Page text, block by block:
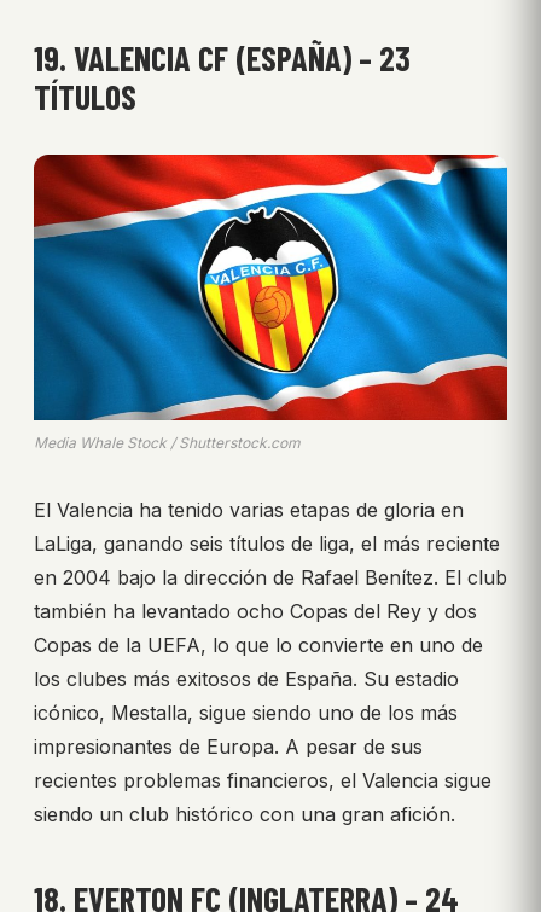
19. VALENCIA CF (ESPAÑA) – 23
TÍTULOS
Media Whale Stock / Shutterstock.com
El Valencia ha tenido varias etapas de gloria en
LaLiga, ganando seis títulos de liga, el más reciente
en 2004 bajo la dirección de Rafael Benítez. El club
también ha levantado ocho Copas del Rey y dos
Copas de la UEFA, lo que lo convierte en uno de
los clubes más exitosos de España. Su estadio
icónico, Mestalla, sigue siendo uno de los más
impresionantes de Europa. A pesar de sus
recientes problemas financieros, el Valencia sigue
siendo un club histórico con una gran afición.
18. EVERTON FC (INGLATERRA) – 24